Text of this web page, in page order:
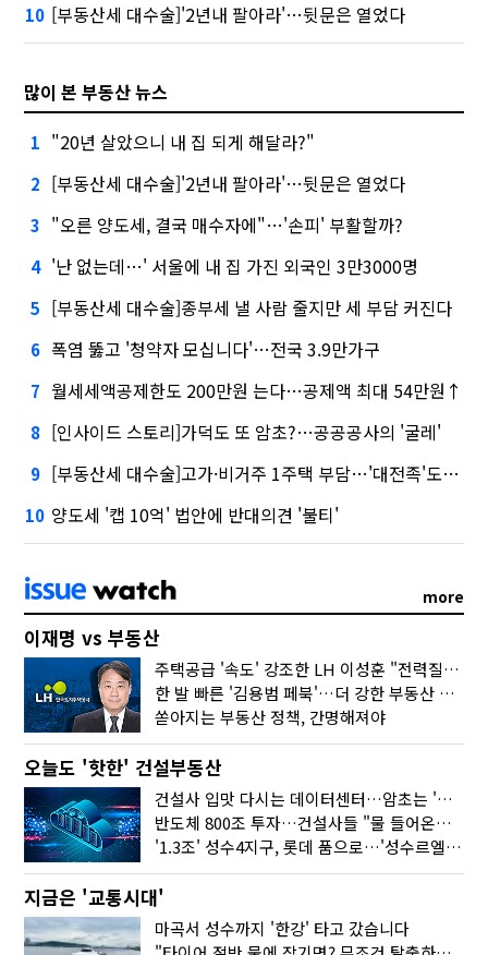
10 [부동산세 대수술]'2년내 팔아라'…뒷문은 열었다
많이 본 부동산 뉴스
1 "20년 살았으니 내 집 되게 해달라?"
2 [부동산세 대수술]'2년내 팔아라'…뒷문은 열었다
3 "오른 양도세, 결국 매수자에"…'손피' 부활할까?
4 '난 없는데…' 서울에 내 집 가진 외국인 3만3000명
5 [부동산세 대수술]종부세 낼 사람 줄지만 세 부담 커진다
6 폭염 뚫고 '청약자 모십니다'…전국 3.9만가구
7 월세세액공제한도 200만원 는다…공제액 최대 54만원↑
8 [인사이드 스토리]가덕도 또 암초?…공공공사의 '굴레'
9 [부동산세 대수술]고가·비거주 1주택 부담…'대전족'도 불똥
10 양도세 '캡 10억' 법안에 반대의견 '불티'
more
이재명 vs 부동산
주택공급 '속도' 강조한 LH 이성훈 "전력질주해야"
한 발 빠른 '김용범 페북'…더 강한 부동산 규제 나오나
쏟아지는 부동산 정책, 간명해져야
오늘도 '핫한' 건설부동산
건설사 입맛 다시는 데이터센터…암초는 '주민 반대'
반도체 800조 투자…건설사들 "물 들어온다!"
'1.3조' 성수4지구, 롯데 품으로…'성수르엘 S70' 거듭
지금은 '교통시대'
마곡서 성수까지 '한강' 타고 갔습니다